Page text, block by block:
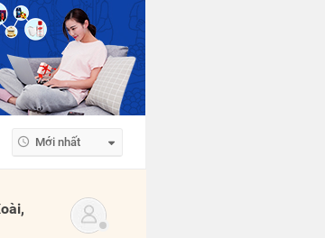
Mới nhất
Giá tăng dần
Giá giảm dần